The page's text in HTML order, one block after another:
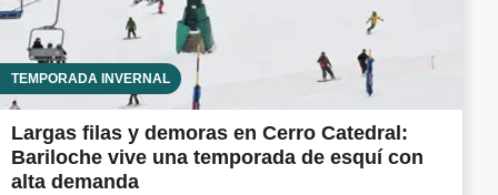
TEMPORADA INVERNAL
Largas filas y demoras en Cerro Catedral:
Bariloche vive una temporada de esquí con
alta demanda